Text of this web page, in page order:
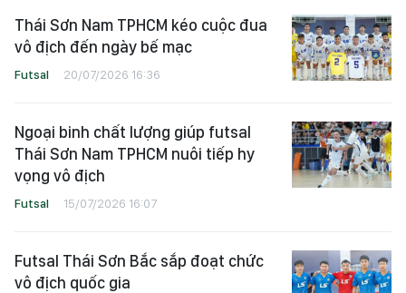
Thái Sơn Nam TPHCM kéo cuộc đua
vô địch đến ngày bế mạc
Futsal 20/07/2026 16:36
Ngoại binh chất lượng giúp futsal
Thái Sơn Nam TPHCM nuôi tiếp hy
vọng vô địch
Futsal 15/07/2026 16:07
Futsal Thái Sơn Bắc sắp đoạt chức
vô địch quốc gia